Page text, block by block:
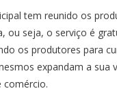
tem reunido os
ou seja, o serviço é
os produtores para
expandam a